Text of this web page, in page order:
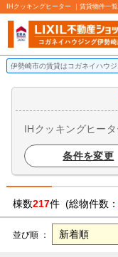
IHクッキングヒーター ｜賃貸物件一
伊勢崎市の賃貸はコガネイハウ
IHクッキングヒー
条件を変更
棟数217件 (総物件数：
並び順 ：